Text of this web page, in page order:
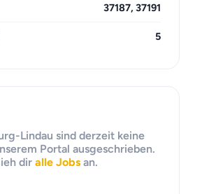
37187, 37191
5
Lindau sind derzeit keine
Portal ausgeschrieben.
dir alle Jobsan.